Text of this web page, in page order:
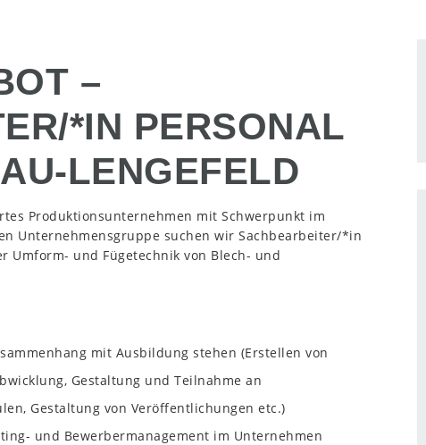
–
*IN PERSONAL
LENGEFELD
Produktionsunternehmen mit Schwerpunkt im
Unternehmensgruppe suchen wir Sachbearbeiter/*in
Umform- und Fügetechnik von Blech- und
mit Ausbildung stehen (Erstellen von
Gestaltung und Teilnahme an
Gestaltung von Veröffentlichungen etc.)
und Bewerbermanagement im Unternehmen